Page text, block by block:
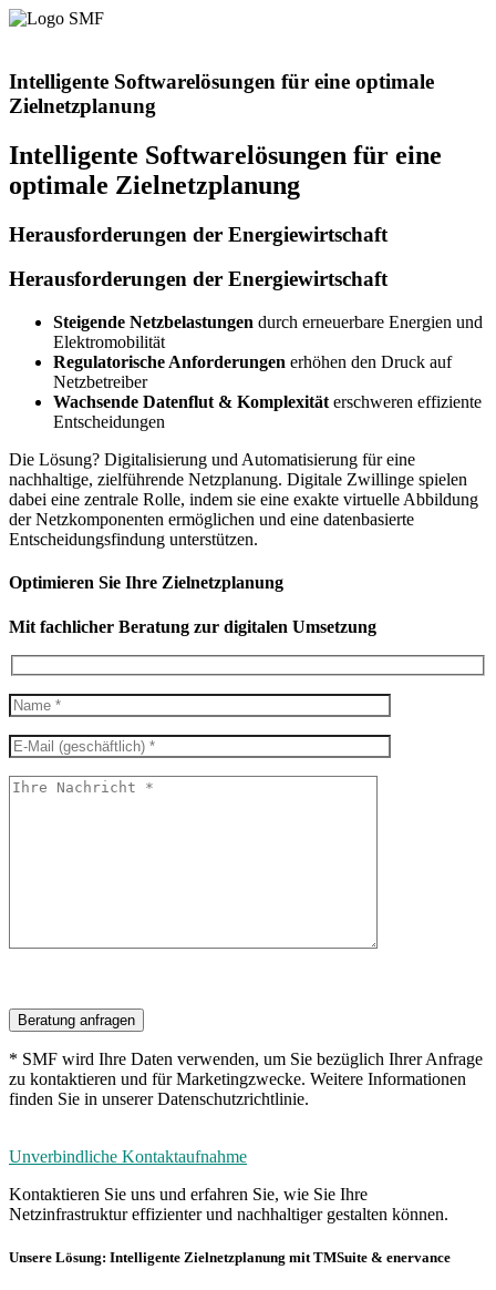
Intelligente Softwarelösungen für eine optimale
Zielnetzplanung
Intelligente Softwarelösungen für eine
optimale Zielnetzplanung
Herausforderungen der Energiewirtschaft
Herausforderungen der Energiewirtschaft
Steigende Netzbelastungen durch erneuerbare Energien und
Elektromobilität
Regulatorische Anforderungen erhöhen den Druck auf
Netzbetreiber
Wachsende Datenflut & Komplexität erschweren effiziente
Entscheidungen
Die Lösung? Digitalisierung und Automatisierung für eine
nachhaltige, zielführende Netzplanung. Digitale Zwillinge spielen
dabei eine zentrale Rolle, indem sie eine exakte virtuelle Abbildung
der Netzkomponenten ermöglichen und eine datenbasierte
Entscheidungsfindung unterstützen.
Optimieren Sie Ihre Zielnetzplanung
Mit fachlicher Beratung zur digitalen Umsetzung
Beratung anfragen
* SMF wird Ihre Daten verwenden, um Sie bezüglich Ihrer Anfrage
zu kontaktieren und für Marketingzwecke. Weitere Informationen
finden Sie in unserer Datenschutzrichtlinie.
Unverbindliche Kontaktaufnahme
Kontaktieren Sie uns und erfahren Sie, wie Sie Ihre
Netzinfrastruktur effizienter und nachhaltiger gestalten können.
Unsere Lösung: Intelligente Zielnetzplanung mit TMSuite & enervance